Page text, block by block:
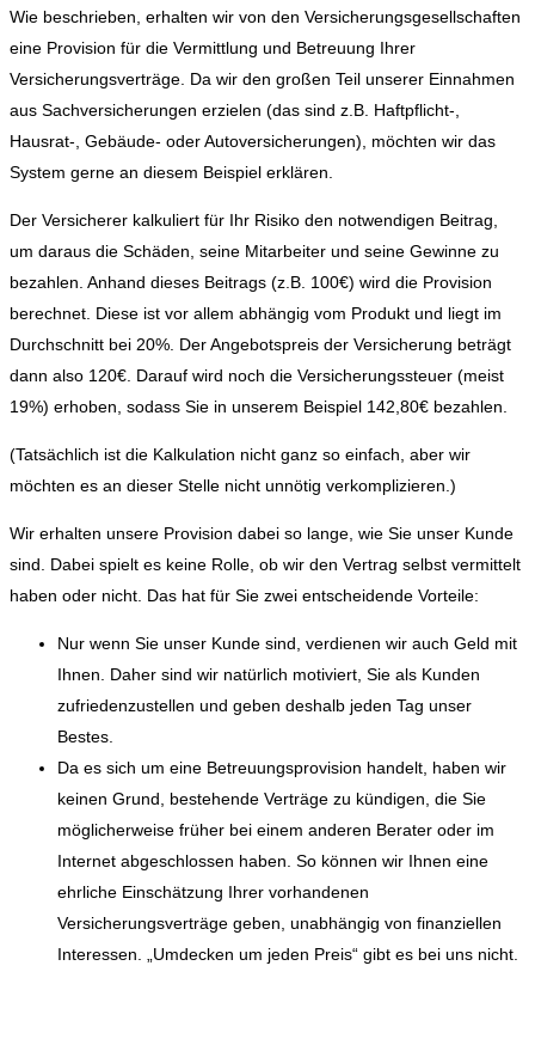
Wie beschrieben, erhalten wir von den Versicherungsgesellschaften
eine Provision für die Vermittlung und Betreuung Ihrer
Versicherungsverträge. Da wir den großen Teil unserer Einnahmen
aus Sachversicherungen erzielen (das sind z.B. Haftpflicht-,
Hausrat-, Gebäude- oder Autoversicherungen), möchten wir das
System gerne an diesem Beispiel erklären.
Der Versicherer kalkuliert für Ihr Risiko den notwendigen Beitrag,
um daraus die Schäden, seine Mitarbeiter und seine Gewinne zu
bezahlen. Anhand dieses Beitrags (z.B. 100€) wird die Provision
berechnet. Diese ist vor allem abhängig vom Produkt und liegt im
Durchschnitt bei 20%. Der Angebotspreis der Versicherung beträgt
dann also 120€. Darauf wird noch die Versicherungssteuer (meist
19%) erhoben, sodass Sie in unserem Beispiel 142,80€ bezahlen.
(Tatsächlich ist die Kalkulation nicht ganz so einfach, aber wir
möchten es an dieser Stelle nicht unnötig verkomplizieren.)
Wir erhalten unsere Provision dabei so lange, wie Sie unser Kunde
sind. Dabei spielt es keine Rolle, ob wir den Vertrag selbst vermittelt
haben oder nicht. Das hat für Sie zwei entscheidende Vorteile:
Nur wenn Sie unser Kunde sind, verdienen wir auch Geld mit
Ihnen. Daher sind wir natürlich motiviert, Sie als Kunden
zufriedenzustellen und geben deshalb jeden Tag unser
Bestes.
Da es sich um eine Betreuungsprovision handelt, haben wir
keinen Grund, bestehende Verträge zu kündigen, die Sie
möglicherweise früher bei einem anderen Berater oder im
Internet abgeschlossen haben. So können wir Ihnen eine
ehrliche Einschätzung Ihrer vorhandenen
Versicherungsverträge geben, unabhängig von finanziellen
Interessen. „Umdecken um jeden Preis“ gibt es bei uns nicht.